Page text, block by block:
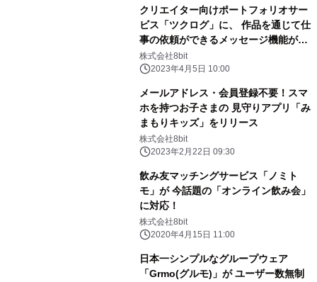
クリエイター向けポートフォリオサー
ビス「ツクログ」に、 作品を通じて仕
事の依頼ができるメッセージ機能が追
加
株式会社8bit
2023年4月5日 10:00
メールアドレス・会員登録不要！スマ
ホを持つお子さまの 見守りアプリ「み
まもりキッズ」をリリース
株式会社8bit
2023年2月22日 09:30
飲み友マッチングサービス「ノミト
モ」が 今話題の「オンライン飲み会」
に対応！
株式会社8bit
2020年4月15日 11:00
日本一シンプルなグループウェア
「Grmo(グルモ)」が ユーザー数無制